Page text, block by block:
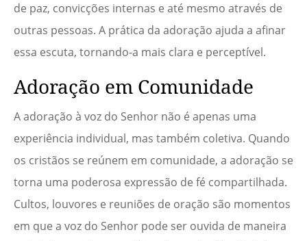
de paz, convicções internas e até mesmo através de
outras pessoas. A prática da adoração ajuda a afinar
essa escuta, tornando-a mais clara e perceptível.
Adoração em Comunidade
A adoração à voz do Senhor não é apenas uma
experiência individual, mas também coletiva. Quando
os cristãos se reúnem em comunidade, a adoração se
torna uma poderosa expressão de fé compartilhada.
Cultos, louvores e reuniões de oração são momentos
em que a voz do Senhor pode ser ouvida de maneira